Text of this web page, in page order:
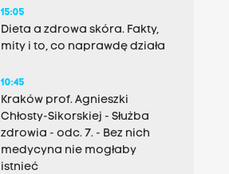
15:05
Dieta a zdrowa skóra. Fakty,
mity i to, co naprawdę działa
10:45
Kraków prof. Agnieszki
Chłosty-Sikorskiej - Służba
zdrowia - odc. 7. - Bez nich
medycyna nie mogłaby
istnieć